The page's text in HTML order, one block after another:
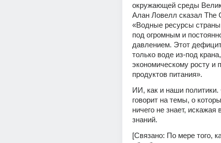
окружающей среды
Алан Ловелл сказал The
«Водные ресурсы страны
под огромным и
давлением. Этот
только воде из-под
экономическому росту и
продуктов питания».
ИИ, как и наши
говорит на темы, о
ничего не знает, искажая
знаний.
[Связано: По мере того,